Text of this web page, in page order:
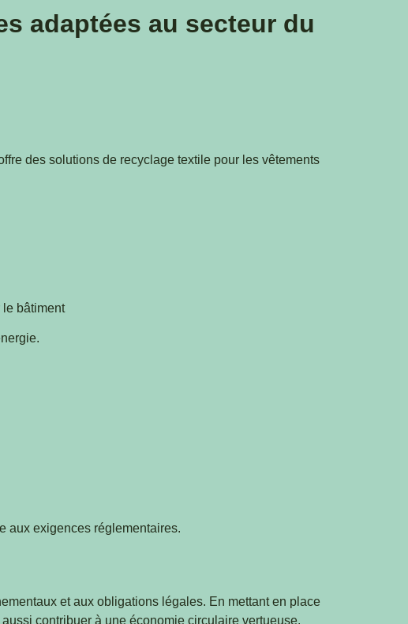
adaptées au secteur du
des solutions de recyclage textile pour les vêtements
le bâtiment
aux exigences réglementaires.
et aux obligations légales. En mettant en place
contribuer à une économie circulaire vertueuse.